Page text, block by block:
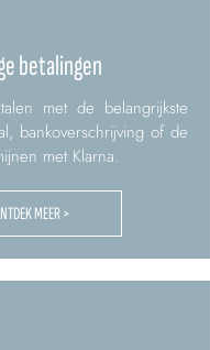
betalingen
met de belangrijkste
bankoverschrijving of de
met Klarna.
MEER >